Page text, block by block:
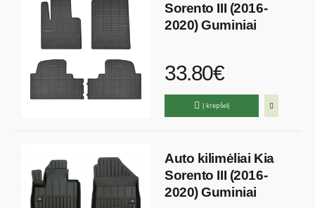
Sorento III (2016-
2020) Guminiai
33.80€
Į krepšelį
Auto kilimėliai Kia
Sorento III (2016-
2020) Guminiai